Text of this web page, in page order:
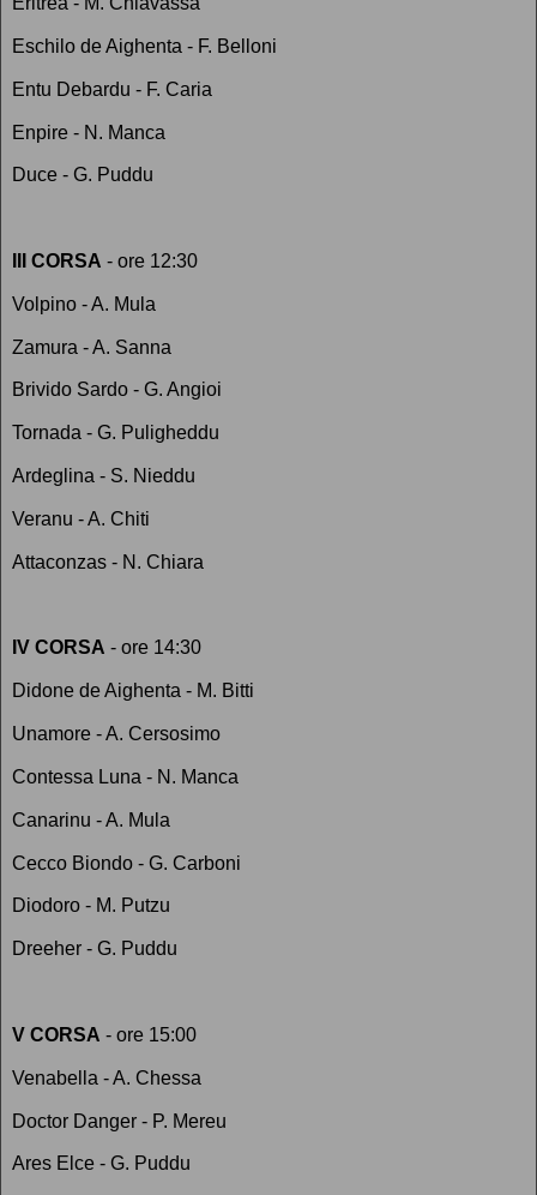
Eschilo de Aighenta - F. Belloni
Entu Debardu - F. Caria
Enpire - N. Manca
Duce - G. Puddu
III CORSA - ore 12:30
Volpino - A. Mula
Zamura - A. Sanna
Brivido Sardo - G. Angioi
Tornada - G. Puligheddu
Ardeglina - S. Nieddu
Veranu - A. Chiti
Attaconzas - N. Chiara
IV CORSA - ore 14:30
Didone de Aighenta - M. Bitti
Unamore - A. Cersosimo
Contessa Luna - N. Manca
Canarinu - A. Mula
Cecco Biondo - G. Carboni
Diodoro - M. Putzu
Dreeher - G. Puddu
V CORSA - ore 15:00
Venabella - A. Chessa
Doctor Danger - P. Mereu
Ares Elce - G. Puddu